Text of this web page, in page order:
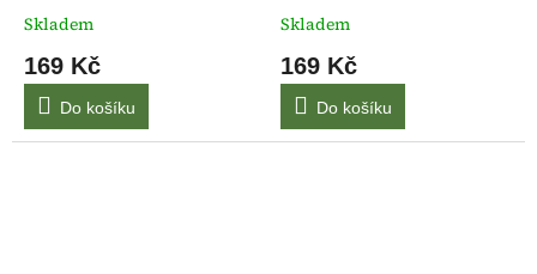
Skladem
169 Kč
Do košíku
Skladem
169 Kč
Do košíku